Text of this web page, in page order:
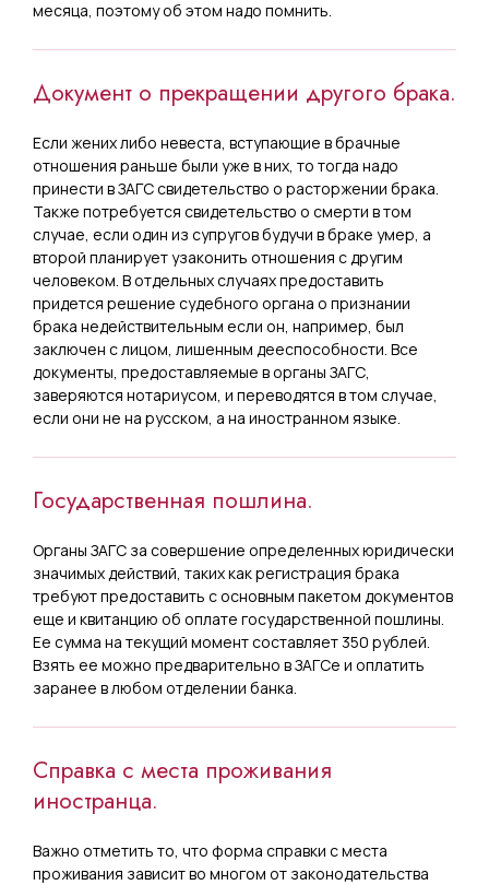
месяца, поэтому об этом надо помнить.
Документ о прекращении другого брака.
Если жених либо невеста, вступающие в брачные
отношения раньше были уже в них, то тогда надо
принести в ЗАГС свидетельство о расторжении брака.
Также потребуется свидетельство о смерти в том
случае, если один из супругов будучи в браке умер, а
второй планирует узаконить отношения с другим
человеком. В отдельных случаях предоставить
придется решение судебного органа о признании
брака недействительным если он, например, был
заключен с лицом, лишенным дееспособности. Все
документы, предоставляемые в органы ЗАГС,
заверяются нотариусом, и переводятся в том случае,
если они не на русском, а на иностранном языке.
Государственная пошлина.
Органы ЗАГС за совершение определенных юридически
значимых действий, таких как регистрация брака
требуют предоставить с основным пакетом документов
еще и квитанцию об оплате государственной пошлины.
Ее сумма на текущий момент составляет 350 рублей.
Взять ее можно предварительно в ЗАГСе и оплатить
заранее в любом отделении банка.
Справка с места проживания
иностранца.
Важно отметить то, что форма справки с места
проживания зависит во многом от законодательства